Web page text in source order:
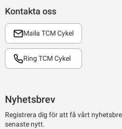
Kontakta oss
Maila TCM Cykel
Ring TCM Cykel
Nyhetsbrev
Registrera dig för att få vårt
senaste nytt.